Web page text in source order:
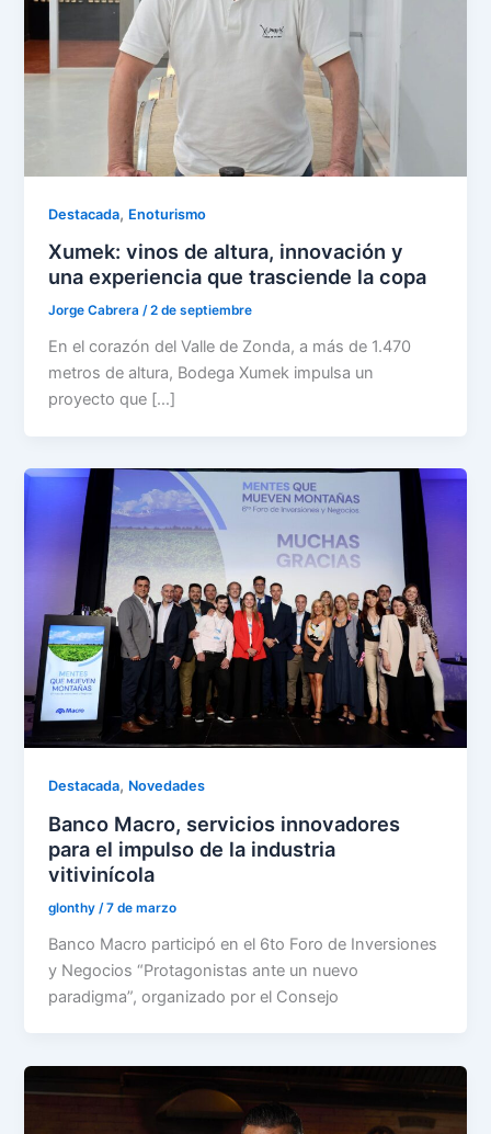
Destacada, Enoturismo
Xumek: vinos de altura, innovación y
una experiencia que trasciende la copa
Jorge Cabrera/2 de septiembre
En el corazón del Valle de Zonda, a más de 1.470
metros de altura, Bodega Xumek impulsa un
proyecto que […]
Destacada, Novedades
Banco Macro, servicios innovadores
para el impulso de la industria
vitivinícola
glonthy /7 de marzo
Banco Macro participó en el 6to Foro de Inversiones
y Negocios “Protagonistas ante un nuevo
paradigma”, organizado por el Consejo